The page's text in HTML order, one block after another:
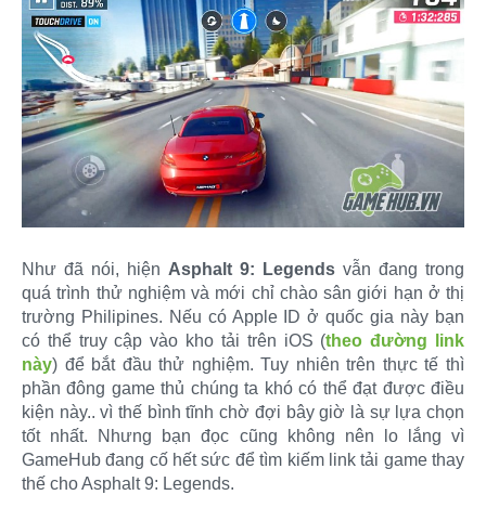
Như đã nói, hiện Asphalt 9: Legends vẫn đang trong
quá trình thử nghiệm và mới chỉ chào sân giới hạn ở thị
trường Philipines. Nếu có Apple ID ở quốc gia này bạn
có thể truy cập vào kho tải trên iOS (theo đường link
này) để bắt đầu thử nghiệm. Tuy nhiên trên thực tế thì
phần đông game thủ chúng ta khó có thể đạt được điều
kiện này.. vì thế bình tĩnh chờ đợi bây giờ là sự lựa chọn
tốt nhất. Nhưng bạn đọc cũng không nên lo lắng vì
GameHub đang cố hết sức để tìm kiếm link tải game thay
thế cho Asphalt 9: Legends.